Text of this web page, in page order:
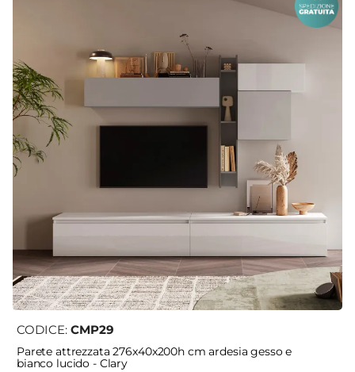
CODICE: CMP29
Parete attrezzata 276x40x200h cm ardesia gesso e
bianco lucido - Clary